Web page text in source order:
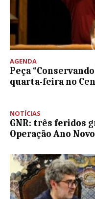
AGENDA
Peça
quarta-feira no
NOTÍCIAS
GNR: três feridos
Operação Ano Novo